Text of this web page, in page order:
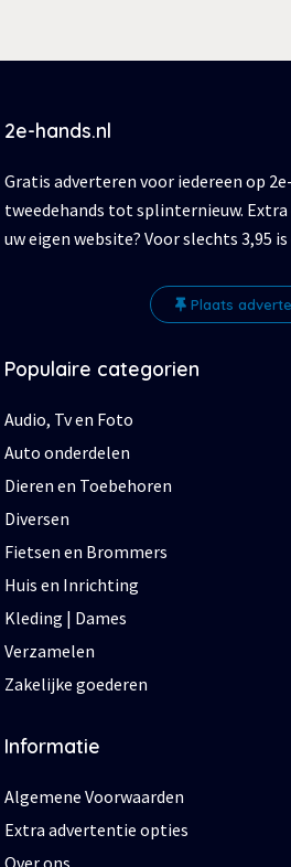
2e-hands.nl
Gratis adverteren voor iedereen op
tweedehands tot splinternieuw.
uw eigen website? Voor slechts 3,95
Plaats
Populaire categorien
Audio, Tv en Foto
Auto onderdelen
Dieren en Toebehoren
Diversen
Fietsen en Brommers
Huis en Inrichting
Kleding | Dames
Verzamelen
Zakelijke goederen
Informatie
Algemene Voorwaarden
Extra advertentie opties
Over ons